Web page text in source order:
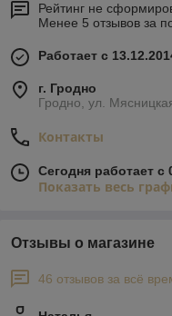
Рейтинг не
Менее 5 отзывов за
Работает с
г. Гродно
Гродно, ул.
Контакты
Сегодня работает с
Показать весь
Отзывы о магазине
46 отзывов за всё